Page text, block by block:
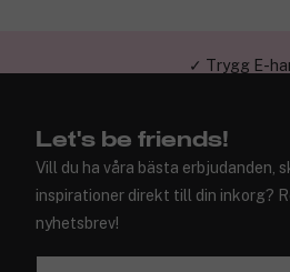
Let's be friends!
Vill du ha våra bästa erbjudanden,
inspirationer direkt till din inkorg?
nyhetsbrev!